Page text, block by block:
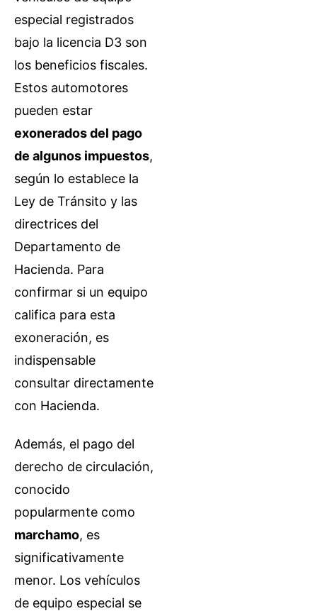
especial registrados
bajo la licencia D3 son
los beneficios fiscales.
Estos automotores
pueden estar
exonerados del pago
de algunos impuestos,
según lo establece la
Ley de Tránsito y las
directrices del
Departamento de
Hacienda. Para
confirmar si un equipo
califica para esta
exoneración, es
indispensable
consultar directamente
con Hacienda.
Además, el pago del
derecho de circulación,
conocido
popularmente como
marchamo, es
significativamente
menor. Los vehículos
de equipo especial se